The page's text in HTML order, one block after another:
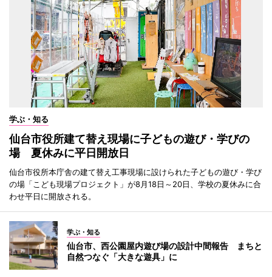
学ぶ・知る
仙台市役所建て替え現場に子どもの遊び・学びの
場 夏休みに平日開放日
仙台市役所本庁舎の建て替え工事現場に設けられた子どもの遊び・学び
の場「こども現場プロジェクト」が8月18日～20日、学校の夏休みに合
わせ平日に開放される。
学ぶ・知る
仙台市、西公園屋内遊び場の設計中間報告 まちと
自然つなぐ「大きな遊具」に